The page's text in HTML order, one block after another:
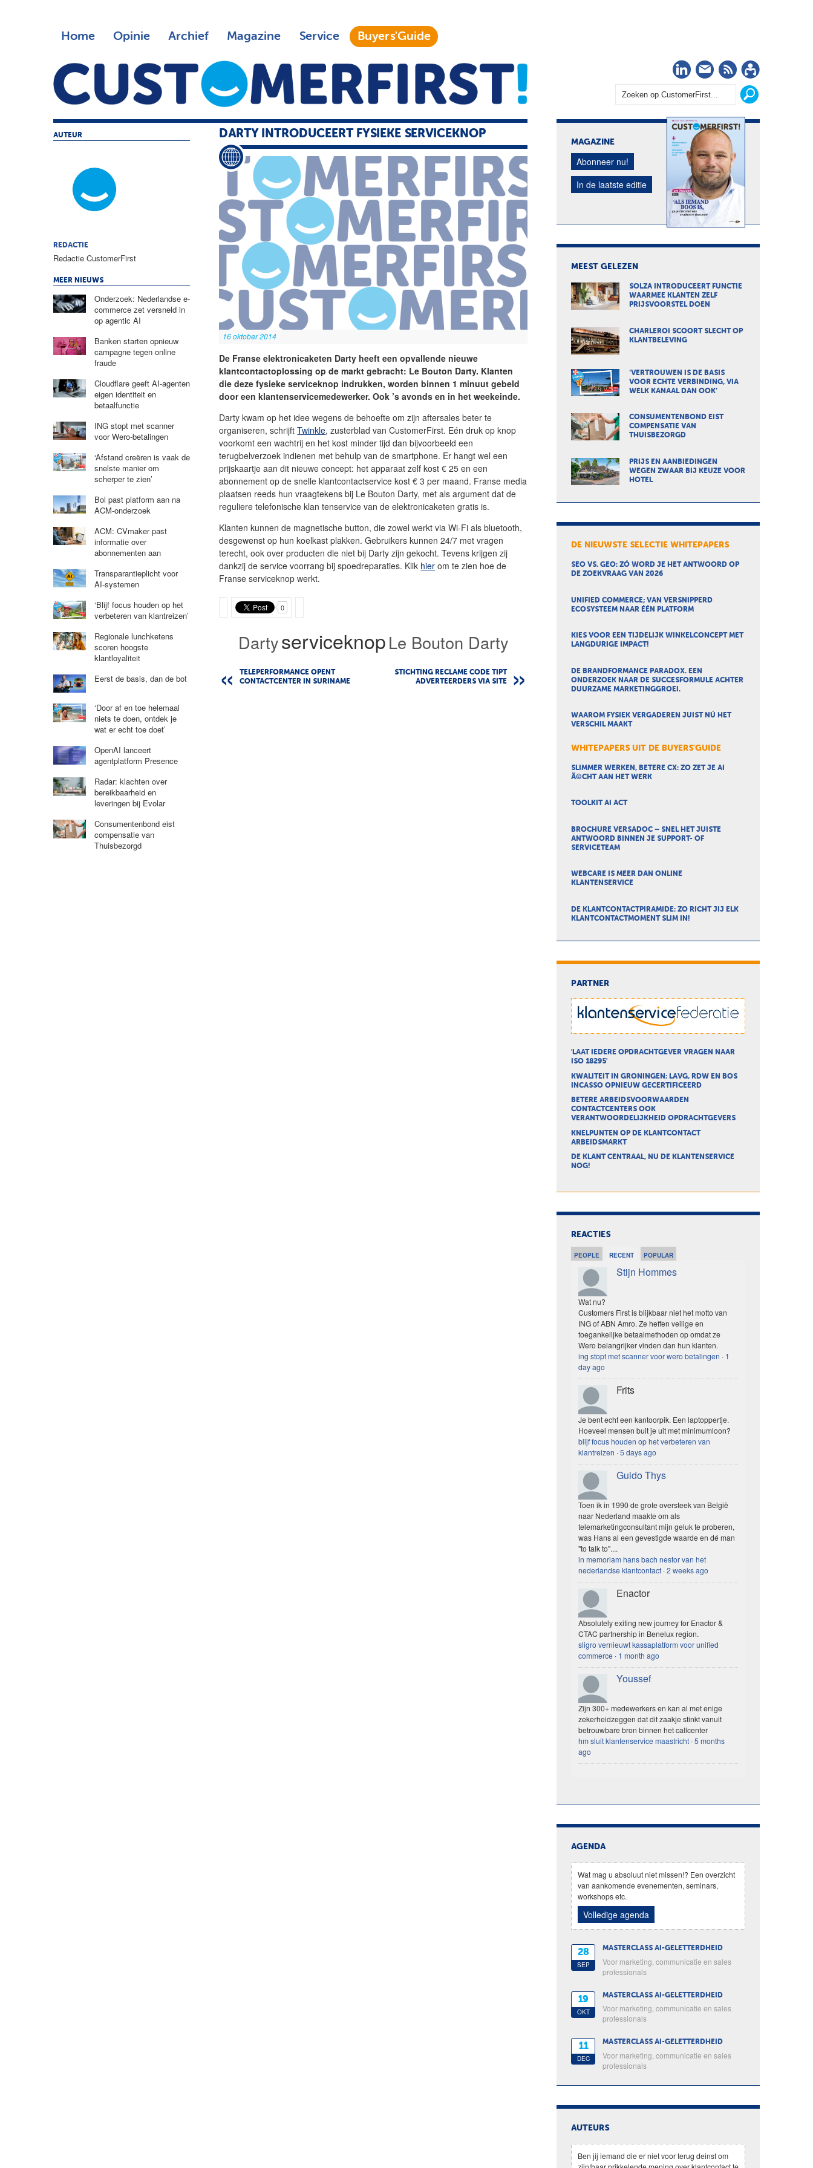
Home Opinie Archief Magazine Service Buyers'Guide
LinkedIn
Nieuwsbrief
RSS
DARTY INTRODUCEERT FYSIEKE SERVICEKNOP
16 oktober 2014
De Franse elektronicaketen Darty heeft een opvallende nieuwe
klantcontactoplossing op de markt gebracht: Le Bouton Darty. Klanten
die deze fysieke serviceknop indrukken, worden binnen 1 minuut gebeld
door een klantenservicemedewerker. Ook ’s avonds en in het weekeinde.
Darty kwam op het idee wegens de behoefte om zijn aftersales beter te
organiseren, schrijftTwinkle, zusterblad van CustomerFirst. Eén druk op knop
voorkomt een wachtrij en het kost minder tijd dan bijvoorbeeld een
terugbelverzoek indienen met behulp van de smartphone. Er hangt wel een
prijskaartje aan dit nieuwe concept: het apparaat zelf kost € 25 en een
abonnement op de snelle klantcontactservice kost € 3 per maand. Franse media
plaatsen reeds hun vraagtekens bij Le Bouton Darty, met als argument dat de
reguliere telefonische klan tenservice van de elektronicaketen gratis is.
Klanten kunnen de magnetische button, die zowel werkt via Wi-Fi als bluetooth,
desgewenst op hun koelkast plakken. Gebruikers kunnen 24/7 met vragen
terecht, ook over producten die niet bij Darty zijn gekocht. Tevens krijgen zij
dankzij de service voorrang bij spoedreparaties. Klik hier om te zien hoe de
Franse serviceknop werkt.
0
DartyserviceknopLe Bouton Darty
TELEPERFORMANCE OPENT
CONTACTCENTER IN SURINAME
STICHTING RECLAME CODE TIPT
ADVERTEERDERS VIA SITE
AUTEUR
REDACTIE
Redactie CustomerFirst
MEER NIEUWS
Onderzoek: Nederlandse e-
commerce zet versneld in
op agentic AI
Banken starten opnieuw
campagne tegen online
fraude
Cloudflare geeft AI-agenten
eigen identiteit en
betaalfunctie
ING stopt met scanner
voor Wero-betalingen
‘Afstand creëren is vaak de
snelste manier om
scherper te zien’
Bol past platform aan na
ACM-onderzoek
ACM: CVmaker past
informatie over
abonnementen aan
Transparantieplicht voor
AI-systemen
‘Blijf focus houden op het
verbeteren van klantreizen’
Regionale lunchketens
scoren hoogste
klantloyaliteit
Eerst de basis, dan de bot
‘Door af en toe helemaal
niets te doen, ontdek je
wat er echt toe doet’
OpenAI lanceert
agentplatform Presence
Radar: klachten over
bereikbaarheid en
leveringen bij Evolar
Consumentenbond eist
compensatie van
Thuisbezorgd
MAGAZINE
Abonneer nu!
In de laatste editie
MEEST GELEZEN
SOLZA INTRODUCEERT FUNCTIE
WAARMEE KLANTEN ZELF
PRIJSVOORSTEL DOEN
CHARLEROI SCOORT SLECHT OP
KLANTBELEVING
‘VERTROUWEN IS DE BASIS
VOOR ECHTE VERBINDING, VIA
WELK KANAAL DAN OOK’
CONSUMENTENBOND EIST
COMPENSATIE VAN
THUISBEZORGD
PRIJS EN AANBIEDINGEN
WEGEN ZWAAR BIJ KEUZE VOOR
HOTEL
DE NIEUWSTE SELECTIE WHITEPAPERS
SEO VS. GEO: ZÓ WORD JE HET ANTWOORD OP
DE ZOEKVRAAG VAN 2026
UNIFIED COMMERCE; VAN VERSNIPPERD
ECOSYSTEEM NAAR ÉÉN PLATFORM
KIES VOOR EEN TIJDELIJK WINKELCONCEPT MET
LANGDURIGE IMPACT!
DE BRANDFORMANCE PARADOX. EEN
ONDERZOEK NAAR DE SUCCESFORMULE ACHTER
DUURZAME MARKETINGGROEI.
WAAROM FYSIEK VERGADEREN JUIST NÚ HET
VERSCHIL MAAKT
WHITEPAPERS UIT DE BUYERS'GUIDE
SLIMMER WERKEN, BETERE CX: ZO ZET JE AI
Ã©CHT AAN HET WERK
TOOLKIT AI ACT
BROCHURE VERSADOC – SNEL HET JUISTE
ANTWOORD BINNEN JE SUPPORT- OF
SERVICETEAM
WEBCARE IS MEER DAN ONLINE
KLANTENSERVICE
DE KLANTCONTACTPIRAMIDE: ZO RICHT JIJ ELK
KLANTCONTACTMOMENT SLIM IN!
PARTNER
'LAAT IEDERE OPDRACHTGEVER VRAGEN NAAR
ISO 18295'
KWALITEIT IN GRONINGEN: LAVG, RDW EN BOS
INCASSO OPNIEUW GECERTIFICEERD
BETERE ARBEIDSVOORWAARDEN
CONTACTCENTERS OOK
VERANTWOORDELIJKHEID OPDRACHTGEVERS
KNELPUNTEN OP DE KLANTCONTACT
ARBEIDSMARKT
DE KLANT CENTRAAL, NU DE KLANTENSERVICE
NOG!
REACTIES
PEOPLE RECENT POPULAR
Stijn Hommes
Wat nu?
Customers First is blijkbaar niet het motto van
ING of ABN Amro. Ze heffen veilige en
toegankelijke betaalmethoden op omdat ze
Wero belangrijker vinden dan hun klanten.
ing stopt met scanner voor wero betalingen · 1
day ago
Frits
Je bent echt een kantoorpik. Een laptoppertje.
Hoeveel mensen buit je uit met minimumloon?
blijf focus houden op het verbeteren van
klantreizen ·5 days ago
Guido Thys
Toen ik in 1990 de grote oversteek van België
naar Nederland maakte om als
telemarketingconsultant mijn geluk te proberen,
was Hans al een gevestigde waarde en dé man
"to talk to"....
in memoriam hans bach nestor van het
nederlandse klantcontact ·2 weeks ago
Enactor
Absolutely exiting new journey for Enactor &
CTAC partnership in Benelux region.
sligro vernieuwt kassaplatform voor unified
commerce · 1 month ago
Youssef
Zijn 300+ medewerkers en kan al met enige
zekerheidzeggen dat dit zaakje stinkt vanuit
betrouwbare bron binnen het callcenter
hm sluit klantenservice maastricht ·5 months
ago
AGENDA
Wat mag u absoluut niet missen!? Een overzicht
van aankomende evenementen, seminars,
workshops etc.
Volledige agenda
28
SEP
MASTERCLASS AI-GELETTERDHEID
Voor marketing, communicatie en sales
professionals
19
OKT
MASTERCLASS AI-GELETTERDHEID
Voor marketing, communicatie en sales
professionals
11
DEC
MASTERCLASS AI-GELETTERDHEID
Voor marketing, communicatie en sales
professionals
AUTEURS
Ben jij iemand die er niet voor terug deinst om